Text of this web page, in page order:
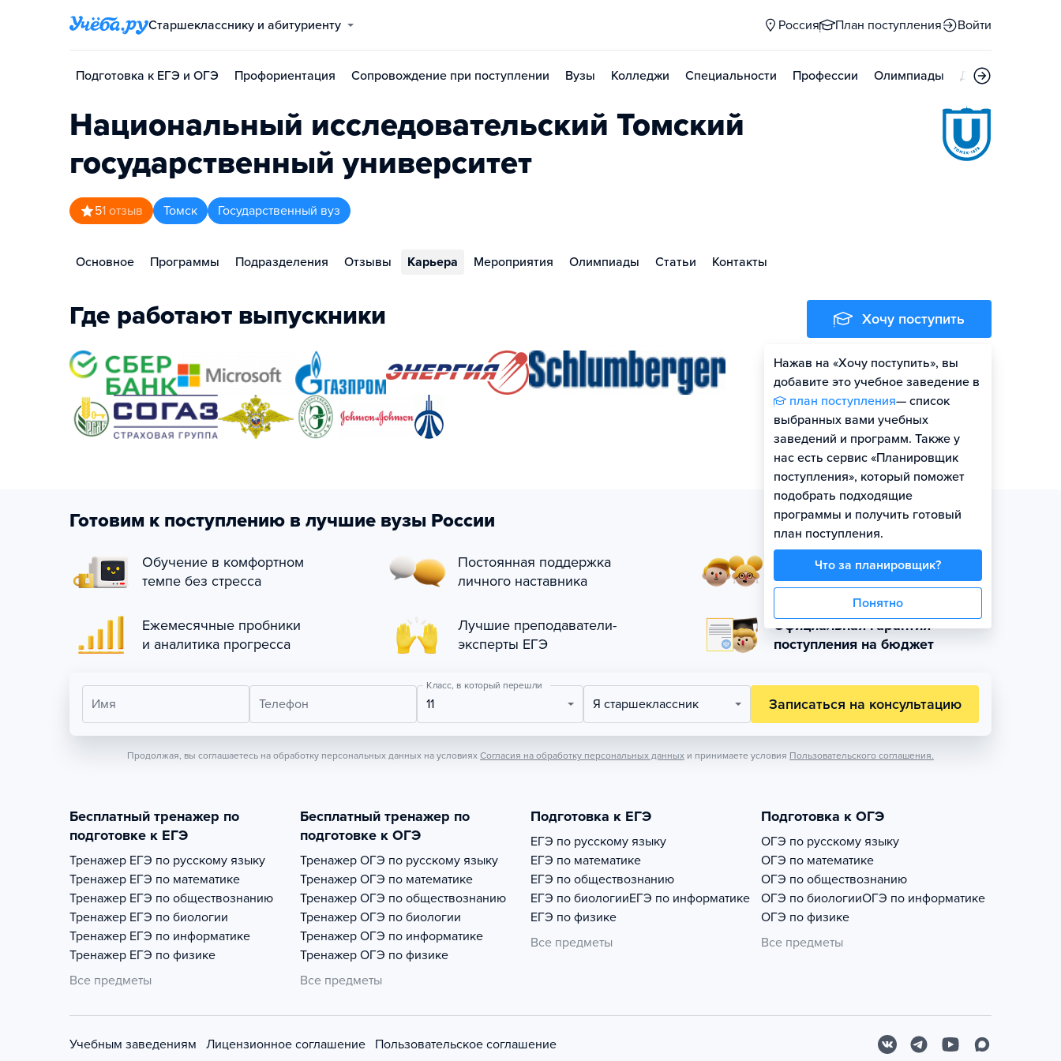
Старшекласснику и абитуриенту Россия План поступления Войти
Подготовка к ЕГЭ и ОГЭ Профориентация Сопровождение при поступлении Вузы Колледжи Специальности Профессии Олимпиады Дни открытых
Национальный исследовательский Томский
государственный университет
51 отзыв Томск Государственный вуз
Основное Программы Подразделения Отзывы Карьера Мероприятия Олимпиады Статьи Контакты
Где работают выпускники Хочу поступить
Нажав на «Хочу поступить», вы
добавите это учебное заведение в
план поступления— список
выбранных вами учебных
заведений и программ. Также у
нас есть сервис «Планировщик
поступления», который поможет
подобрать подходящие
программы и получить готовый
план поступления.
Что за планировщик?
Понятно
Оценить шансы
Готовим к поступлению в лучшие вузы России
Обучение в комфортном
темпе без стресса
Постоянная поддержка
личного наставника
Занятия в небольших
группах по уровню
Ежемесячные пробники
и аналитика прогресса
Лучшие преподаватели-
эксперты ЕГЭ
Официальная гарантия
поступления на бюджет
Имя Телефон
Класс, в который перешли
11 Я старшеклассник Записаться на консультацию
Продолжая, вы соглашаетесь на обработку персональных данных на условиях Согласия на обработку персональных данных и принимаете условия Пользовательского соглашения.
Бесплатный тренажер по
подготовке к ЕГЭ
Тренажер ЕГЭ по русскому языку
Тренажер ЕГЭ по математике
Тренажер ЕГЭ по обществознанию
Тренажер ЕГЭ по биологии
Тренажер ЕГЭ по информатике
Тренажер ЕГЭ по физике
Все предметы
Бесплатный тренажер по
подготовке к ОГЭ
Тренажер ОГЭ по русскому языку
Тренажер ОГЭ по математике
Тренажер ОГЭ по обществознанию
Тренажер ОГЭ по биологии
Тренажер ОГЭ по информатике
Тренажер ОГЭ по физике
Все предметы
Подготовка к ЕГЭ
ЕГЭ по русскому языку
ЕГЭ по математике
ЕГЭ по обществознанию
ЕГЭ по биологииЕГЭ по информатике
ЕГЭ по физике
Все предметы
Подготовка к ОГЭ
ОГЭ по русскому языку
ОГЭ по математике
ОГЭ по обществознанию
ОГЭ по биологииОГЭ по информатике
ОГЭ по физике
Все предметы
Учебным заведениям Лицензионное соглашение Пользовательское соглашение